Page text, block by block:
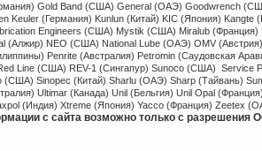
Gold Band (США) General (ОАЭ) Goodwrench
Keuler (Германия) Kunlun (Китай) KIC (Япония)
Engineers (США) Mystik (США) Miralub
(Алжир) NEO (США) National Lube (ОАЭ) OMV
Penrite (Австралия) Petromin (Саудовская
Line (США) REV-1 (Сингапур) Sunoco (США)
(США) Sinopec (Китай) Sharlu (ОАЭ) Sharp (Тайвань)
Ultimar (Канада) Unil (Бельгия) Unil Opal
(Индия) Xtreme (Япония) Yacco (Франция) Zeetex
с сайта возможно только с разрешения